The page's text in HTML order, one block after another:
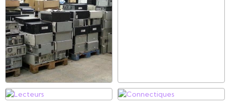
ordi-idf.com
Mentions légales
Gestion des cookies